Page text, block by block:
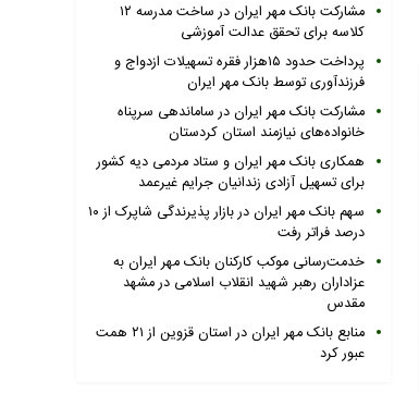
مشارکت بانک مهر ایران در ساخت مدرسه ۱۲
کلاسه برای تحقق عدالت آموزشی
پرداخت حدود ۱۵هزار فقره تسهیلات ازدواج و
فرزندآوری توسط بانک مهر ایران
مشارکت بانک مهر ایران در ساماندهی سرپناه
خانواده‌های نیازمند استان کردستان
همکاری بانک مهر ایران و ستاد مردمی دیه کشور
برای تسهیل آزادی زندانیان جرایم غیرعمد
سهم بانک مهر ایران در بازار پذیرندگی شاپرک از ۱۰
درصد فراتر رفت
خدمت‌رسانی موکب کارکنان بانک مهر ایران به
عزاداران رهبر شهید انقلاب اسلامی در مشهد
مقدس
منابع بانک مهر ایران در استان قزوین از ۲۱ همت
عبور کرد